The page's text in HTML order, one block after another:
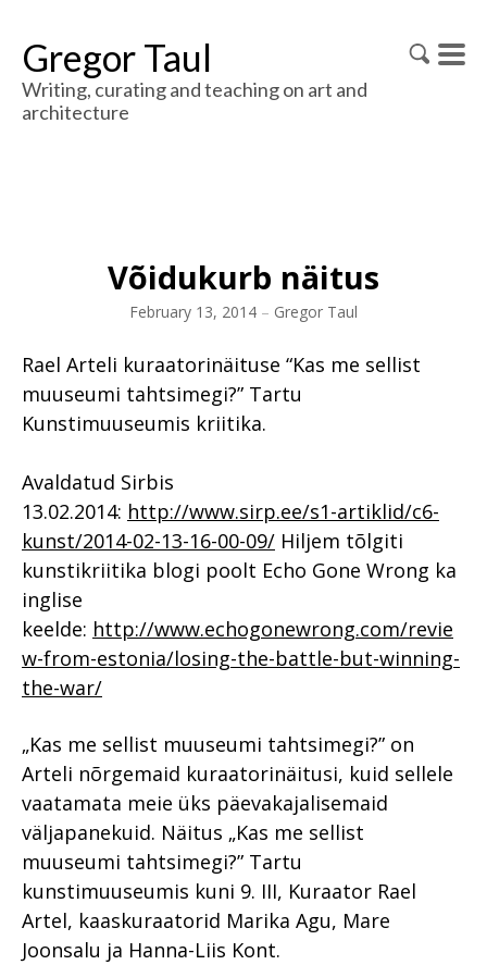
Gregor Taul
Writing, curating and teaching on art and
architecture
Võidukurb näitus
February 13, 2014 – Gregor Taul
Rael Arteli kuraatorinäituse “Kas me sellist
muuseumi tahtsimegi?” Tartu
Kunstimuuseumis kriitika.
Avaldatud Sirbis
13.02.2014: http://www.sirp.ee/s1-artiklid/c6-
kunst/2014-02-13-16-00-09/ Hiljem tõlgiti
kunstikriitika blogi poolt Echo Gone Wrong ka
inglise
keelde: http://www.echogonewrong.com/revie
w-from-estonia/losing-the-battle-but-winning-
the-war/
„Kas me sellist muuseumi tahtsimegi?” on
Arteli nõrgemaid kuraatorinäitusi, kuid sellele
vaatamata meie üks päevakajalisemaid
väljapanekuid. Näitus „Kas me sellist
muuseumi tahtsimegi?” Tartu
kunstimuuseumis kuni 9. III, Kuraator Rael
Artel, kaaskuraatorid Marika Agu, Mare
Joonsalu ja Hanna-Liis Kont.